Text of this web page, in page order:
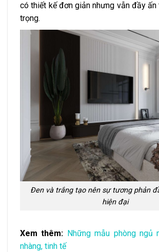
có thiết kế đơn giản nhưng vẫn đầy
trọng.
Đen và trắng tạo nên sự tương phản
hiện đại
Xem thêm: Những mẫu phòng ngủ
nhàng, tinh tế